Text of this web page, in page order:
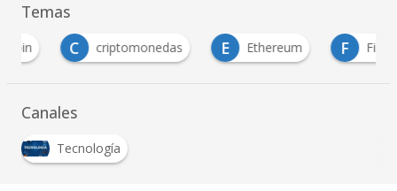
Temas
C
criptomonedas E Ethereum F FinTech
Canales
Tecnología